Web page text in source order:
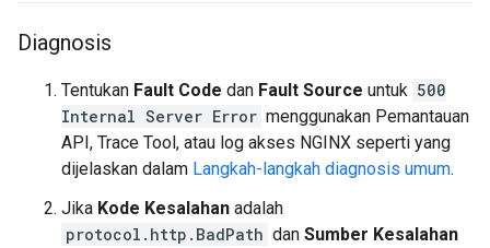
Diagnosis
Tentukan Fault Code dan Fault Source untuk 500
Internal Server Error menggunakan Pemantauan
API, Trace Tool, atau log akses NGINX seperti yang
dijelaskan dalam Langkah-langkah diagnosis umum.
Jika Kode Kesalahan adalah
protocol.http.BadPath dan Sumber Kesalahan